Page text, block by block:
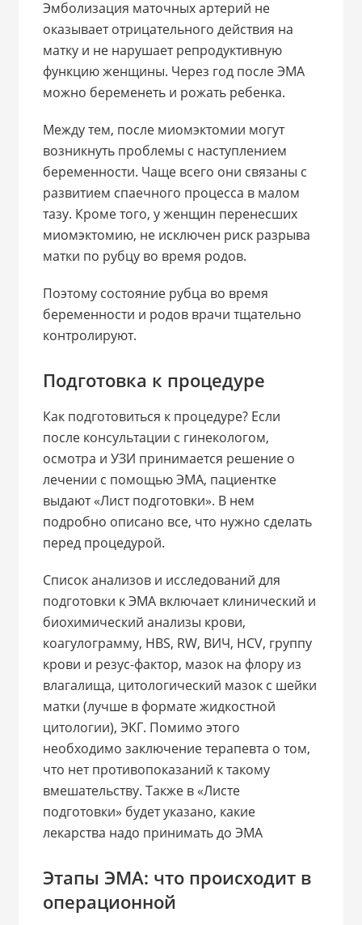
Эмболизация маточных артерий не
оказывает отрицательного действия на
матку и не нарушает репродуктивную
функцию женщины. Через год после ЭМА
можно беременеть и рожать ребенка.
Между тем, после миомэктомии могут
возникнуть проблемы с наступлением
беременности. Чаще всего они связаны с
развитием спаечного процесса в малом
тазу. Кроме того, у женщин перенесших
миомэктомию, не исключен риск разрыва
матки по рубцу во время родов.
Поэтому состояние рубца во время
беременности и родов врачи тщательно
контролируют.
Подготовка к процедуре
Как подготовиться к процедуре? Если
после консультации с гинекологом,
осмотра и УЗИ принимается решение о
лечении с помощью ЭМА, пациентке
выдают «Лист подготовки». В нем
подробно описано все, что нужно сделать
перед процедурой.
Список анализов и исследований для
подготовки к ЭМА включает клинический и
биохимический анализы крови,
коагулограмму, HBS, RW, ВИЧ, HCV, группу
крови и резус-фактор, мазок на флору из
влагалища, цитологический мазок с шейки
матки (лучше в формате жидкостной
цитологии), ЭКГ. Помимо этого
необходимо заключение терапевта о том,
что нет противопоказаний к такому
вмешательству. Также в «Листе
подготовки» будет указано, какие
лекарства надо принимать до ЭМА
Этапы ЭМА: что происходит в
операционной